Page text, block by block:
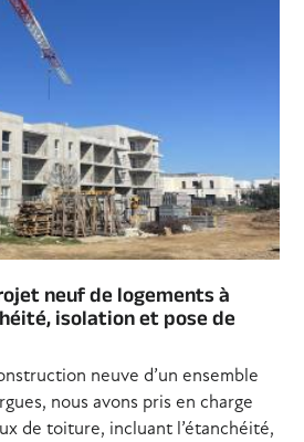
neuf de logements à
isolation et pose de
neuve d’un ensemble
nous avons pris en charge
de toiture, incluant l’étanchéité,